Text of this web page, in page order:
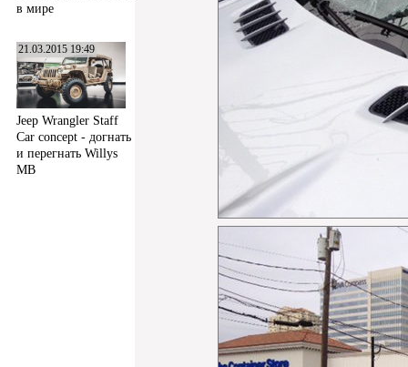
в мире
21.03.2015 19:49
Jeep Wrangler Staff
Car concept - догнать
и перегнать Willys
MB